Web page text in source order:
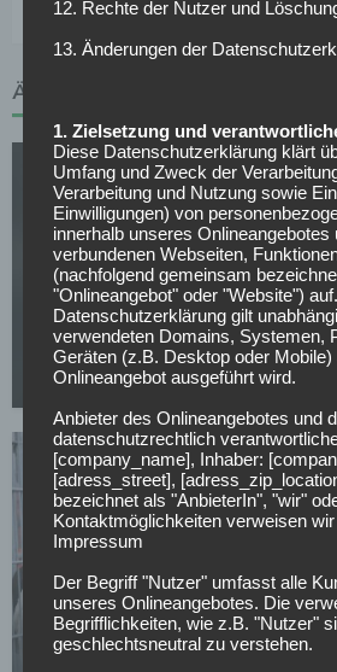
ÄHNLICHE ARTIKEL
2. BUNDESLIGA
Ein Ex-Barça-Talent für den
23.07.2026
FC SCHALKE 04
Schalke verleiht Torwart nach
12. Rechte der Nutzer und
13. Änderungen der
1. Zielsetzung und
Diese Datenschutzerklärung klärt
Umfang und Zweck der
Verarbeitung und Nutzung sowie
Einwilligungen) von
innerhalb unseres Onlineangebotes
verbundenen Webseiten,
(nachfolgend gemeinsam
"Onlineangebot" oder "Website")
Datenschutzerklärung gilt
verwendeten Domains, Systemen,
Geräten (z.B. Desktop oder Mobile)
Onlineangebot ausgeführt wird.
Anbieter des Onlineangebotes und
datenschutzrechtlich
[company_name], Inhaber:
[adress_street],
bezeichnet als "AnbieterIn", "wir"
Kontaktmöglichkeiten verweisen
Impressum
Der Begriff "Nutzer" umfasst alle
unseres Onlineangebotes. Die
Begrifflichkeiten, wie z.B. "Nutzer"
geschlechtsneutral zu verstehen.